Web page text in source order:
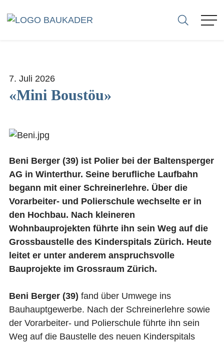
MITGLIEDER
KARRIERE
BERATUNG
NEWSLETTER
FACHMAGAZIN
7. Juli 2026
«Mini Boustöu»
Beni Berger (39) ist Polier bei der Baltensperger
AG in Winterthur. Seine berufliche Laufbahn
begann mit einer Schreinerlehre. Über die
Vorarbeiter- und Polierschule wechselte er in
den Hochbau. Nach kleineren
Wohnbauprojekten führte ihn sein Weg auf die
Grossbaustelle des Kinderspitals Zürich. Heute
leitet er unter anderem anspruchsvolle
Bauprojekte im Grossraum Zürich.
Beni Berger (39) fand über Umwege ins
Bauhauptgewerbe. Nach der Schreinerlehre sowie
der Vorarbeiter- und Polierschule führte ihn sein
Weg auf die Baustelle des neuen Kinderspitals